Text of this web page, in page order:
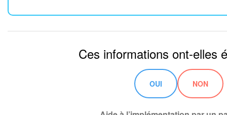
Ces informations ont-elles
OUI NON